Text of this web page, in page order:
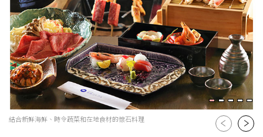
結合新鮮海鮮、時令蔬菜和在地食材的懷石料理